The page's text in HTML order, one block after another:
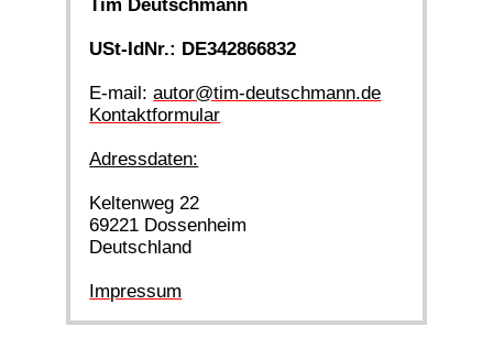
USt-IdNr.: DE342866832
E-mail:autor@tim-deutschmann.de
Kontaktformular
Adressdaten:
Keltenweg 22
69221 Dossenheim
Deutschland
Impressum